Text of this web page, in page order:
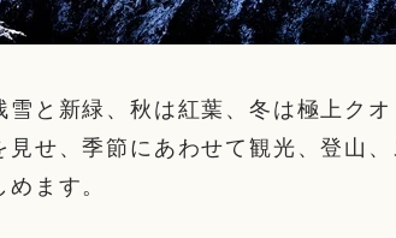
と新緑、秋は紅葉、冬は極上ク
見せ、季節にあわせて観光、登山
ます。